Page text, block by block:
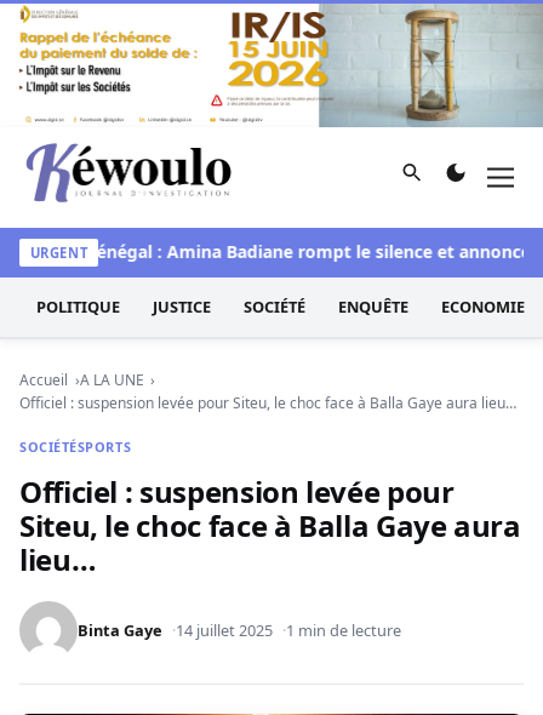
Aller au contenu
Kéwoulo, le premier site d'information et d'investigation
Rechercher
URGENT
Miss Sénégal : Amina Badiane rompt le silence et annonce
POLITIQUE JUSTICE SOCIÉTÉ ENQUÊTE ECONOMIE
Accueil
A LA UNE
Officiel : suspension levée pour Siteu, le choc face à Balla Gaye aura lieu…
SOCIÉTÉSPORTS
Officiel : suspension levée pour
Siteu, le choc face à Balla Gaye aura
lieu…
Binta Gaye 14 juillet 2025 1 min de lecture